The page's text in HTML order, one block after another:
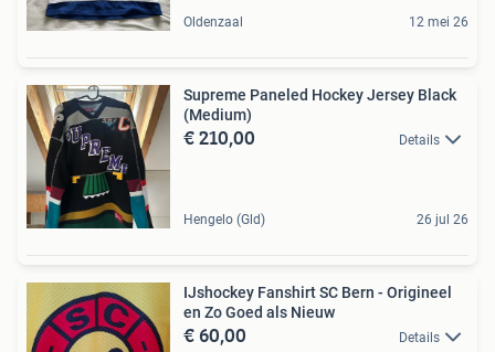
Oldenzaal 12 mei 26
Supreme Paneled Hockey Jersey Black
(Medium)
€ 210,00 Details
Hengelo (Gld) 26 jul 26
IJshockey Fanshirt SC Bern - Origineel
en Zo Goed als Nieuw
€ 60,00 Details